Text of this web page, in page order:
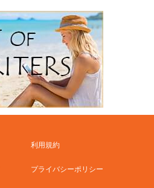
利用規約
プライバシーポリシー